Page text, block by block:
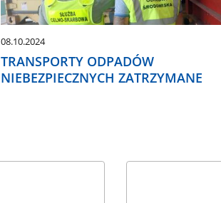
08.10.2024
TRANSPORTY ODPADÓW
NIEBEZPIECZNYCH ZATRZYMANE